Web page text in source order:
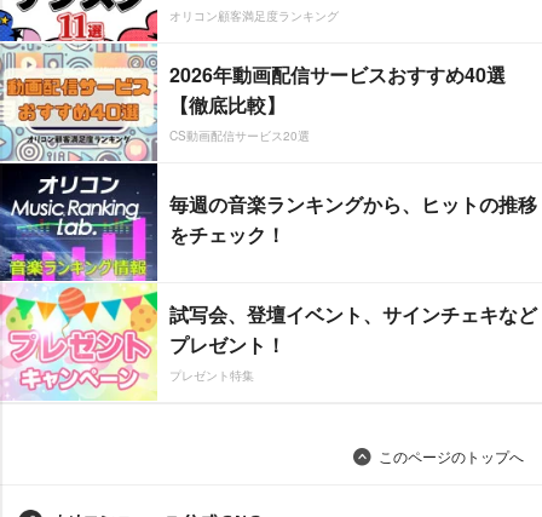
オリコン顧客満足度ランキング
2026年動画配信サービスおすすめ40選
【徹底比較】
CS動画配信サービス20選
毎週の音楽ランキングから、ヒットの推移
をチェック！
試写会、登壇イベント、サインチェキなど
プレゼント！
プレゼント特集
このページのトップへ